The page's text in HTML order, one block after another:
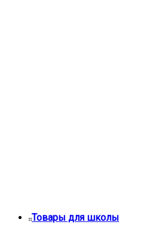
Товары для школы